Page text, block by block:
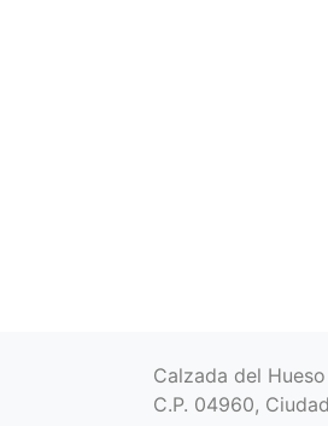
Calzada del
C.P. 04960,